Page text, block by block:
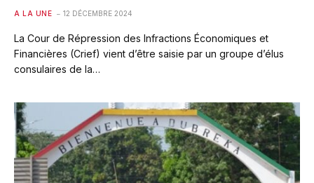
A LA UNE 12 DÉCEMBRE 2024
La Cour de Répression des Infractions Économiques et
Financières (Crief) vient d’être saisie par un groupe d’élus
consulaires de la…